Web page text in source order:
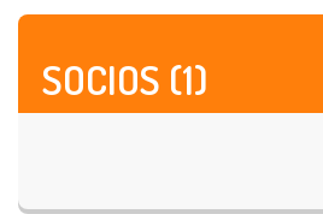
SOCIOS (1)